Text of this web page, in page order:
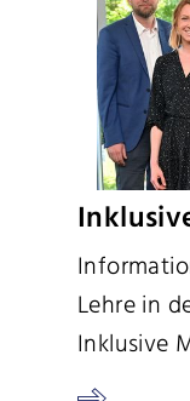
Lehre in
Inklusive